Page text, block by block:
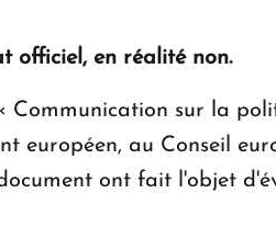
officiel, en réalité non.
Communication sur la
européen, au Conseil
ont fait l'objet